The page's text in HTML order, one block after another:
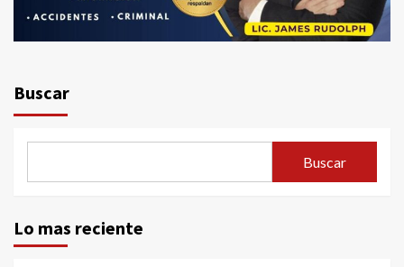
Buscar
Buscar
Lo mas reciente